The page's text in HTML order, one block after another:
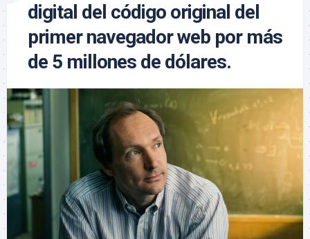
digital del código original del
primer navegador web por más
de 5 millones de dólares.